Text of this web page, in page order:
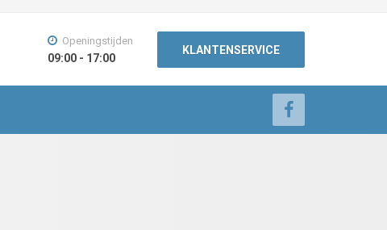
Openingstijden
09:00 - 17:00
KLANTENSERVICE